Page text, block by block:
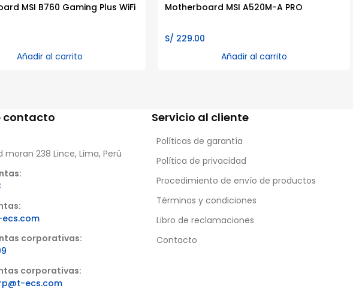
MSI B760 Gaming Plus WiFi
Añadir al carrito
Motherboard MSI A520M-A PRO
S/ 229.00
Añadir al carrito
contacto
moran 238 Lince, Lima, Perú
corporativas:
corporativas:
ecs.com
Servicio al cliente
Políticas de garantía
Política de privacidad
Procedimiento de envío de productos
Términos y condiciones
Libro de reclamaciones
Contacto